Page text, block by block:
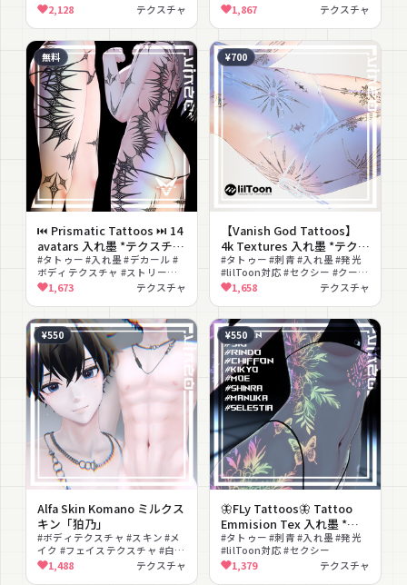
シー #色変え #テクスチャ
2,128 テクスチャ
チャ1,867 テクスチャ
無料
⏮︎ Prismatic Tattoos ⏭︎ 14
avatars 入れ墨 *テクスチャ
* /HD 4k Textures
#タトゥー #入れ墨 #デカール #
ボディテクスチャ #ストリート #
クール #無料 #刺青 #色違い #テ
クスチャ
1,673 テクスチャ
¥700
【Vanish God Tattoos】
4k Textures 入れ墨 *テクス
チャ* /HD
#タトゥー #刺青 #入れ墨 #発光
#lilToon対応 #セクシー #クール
#テクスチャ
1,658 テクスチャ
¥550
Alfa Skin Komano ミルクス
キン「狛乃」
#ボディテクスチャ #スキン #メ
イク #フェイステクスチャ #白肌
#ナチュラル #テクスチャ #PSD
1,488 テクスチャ
¥550
🦋FLy Tattoos🦋 Tattoo
Emmision Tex 入れ墨 *テ
クスチャ*
#タトゥー #刺青 #入れ墨 #発光
#lilToon対応 #セクシー
1,379 テクスチャ